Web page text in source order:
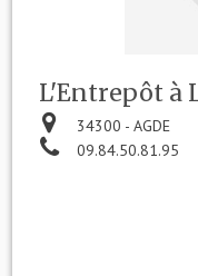
L'Entrepôt à
34300 - AGDE
09.84.50.81.95